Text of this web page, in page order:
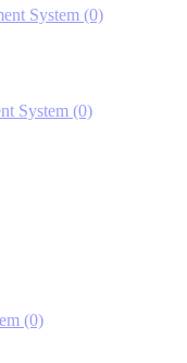
System (0)
System (0)
(0)